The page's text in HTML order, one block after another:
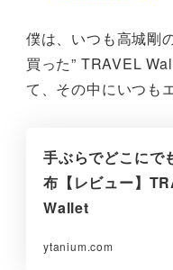
僕は、いつも高城剛
買った” TRAVEL
て、その中にいつも
手ぶらでどこにで
布【レビュー】
Wallet
ytanium.com